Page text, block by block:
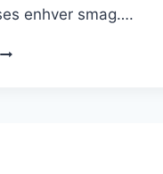
enhver smag….